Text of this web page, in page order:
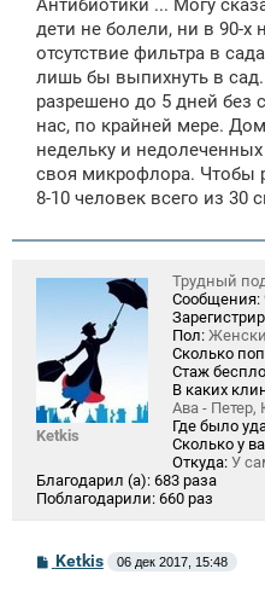
е
Антибиотики ... Могу
дети не болели, ни в 90-х
отсутствие фильтра в
лишь бы выпихнуть в
разрешено до 5 дней без
нас, по крайней мере.
недельку и
своя микрофлора. Чтобы
8-10 человек всего из 30
Ketkis
Трудный
Сообщения:
Пол:
Сколько
Стаж
В каких
Ава -
Где было
Сколько у
Откуда: У
Благодарил (а): 683 раза
Поблагодарили: 660 раз
С
о
Ketkis 06 дек 2017, 15:48